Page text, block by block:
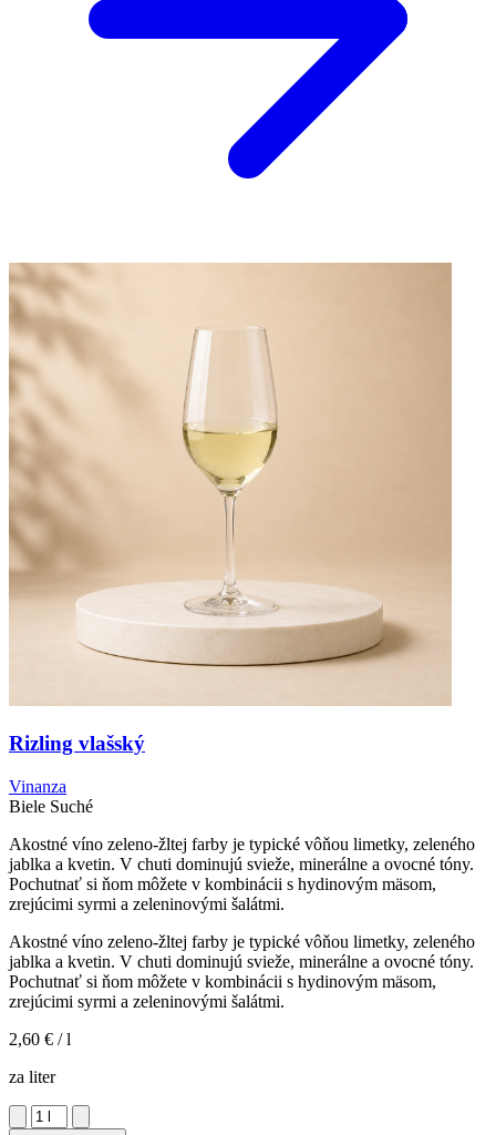
Rizling vlašský
Vinanza
Biele Suché
Akostné víno zeleno-žltej farby je typické vôňou limetky, zeleného
jablka a kvetin. V chuti dominujú svieže, minerálne a ovocné tóny.
Pochutnať si ňom môžete v kombinácii s hydinovým mäsom,
zrejúcimi syrmi a zeleninovými šalátmi.
Akostné víno zeleno-žltej farby je typické vôňou limetky, zeleného
jablka a kvetin. V chuti dominujú svieže, minerálne a ovocné tóny.
Pochutnať si ňom môžete v kombinácii s hydinovým mäsom,
zrejúcimi syrmi a zeleninovými šalátmi.
2,60 € / l
za liter